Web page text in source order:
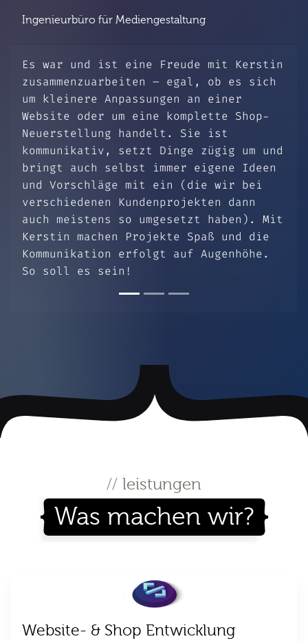
Ingenieurbüro für Mediengestaltung
Es war und ist eine Freude mit Kerstin
zusammenzuarbeiten – egal, ob es sich
um kleinere Anpassungen an einer
Website oder um eine komplette Shop-
Neuerstellung handelt. Sie ist
kommunikativ, setzt Dinge zügig um und
bringt auch selbst immer eigene Ideen
und Vorschläge mit ein (die wir bei
verschiedenen Kundenprojekten dann
auch meistens so umgesetzt haben). Mit
Kerstin machen Projekte Spaß und die
Kommunikation erfolgt auf Augenhöhe.
So soll es sein!
Previous Next
// leistungen
Was machen wir?
Website- & Shop Entwicklung